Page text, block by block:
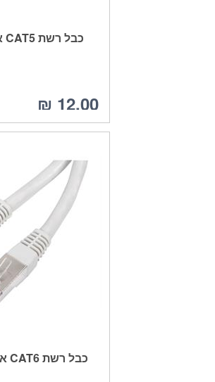
כבל רשת CAT5 אורך 1 מטר
12.00 ₪
כבל רשת CAT6 אורך 0.5 מטר